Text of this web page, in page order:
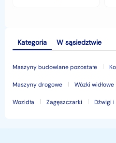
Kategoria
Maszyny budowlane pozostałe
Maszyny drogowe Wózki widłowe
Wozidła Zagęszczarki Dźwigi
W sąsiedztwie